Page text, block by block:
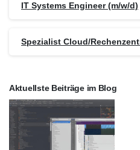
IT Systems Engineer (m/w/d)
Spezialist Cloud/
Aktuellste Beiträge im Blog